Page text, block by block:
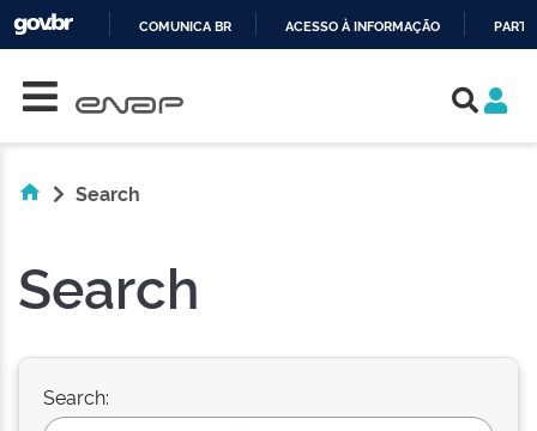
COMUNICA BR ACESSO À INFORMAÇÃO
Search
Search
Search: